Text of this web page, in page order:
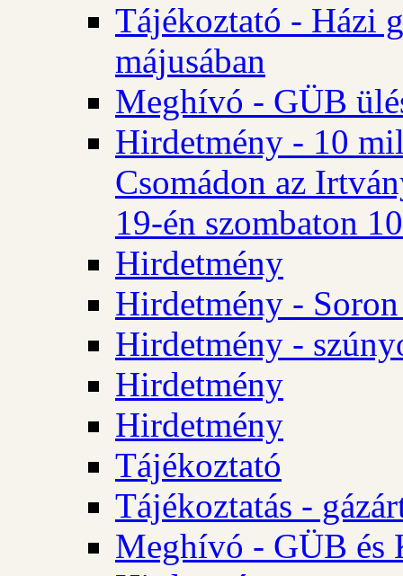
Tájékoztató - Házi
májusában
Meghívó - GÜB
Hirdetmény - 10
Csomádon az
19-én szombaton
Hirdetmény
Hirdetmény -
Hirdetmény -
Hirdetmény
Hirdetmény
Tájékoztató
Tájékoztatás -
Meghívó - GÜB és